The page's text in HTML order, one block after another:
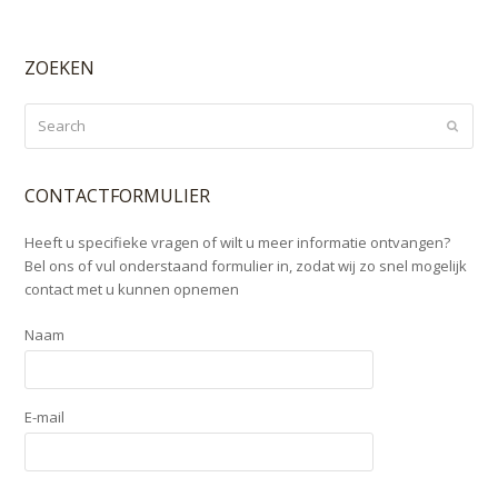
ZOEKEN
CONTACTFORMULIER
Heeft u specifieke vragen of wilt u meer informatie ontvangen?
Bel ons of vul onderstaand formulier in, zodat wij zo snel mogelijk
contact met u kunnen opnemen
Naam
E-mail